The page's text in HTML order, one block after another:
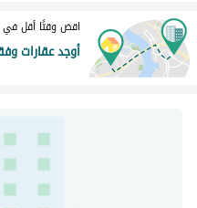
اقض وقتًا أقل في
أوجد عقارات